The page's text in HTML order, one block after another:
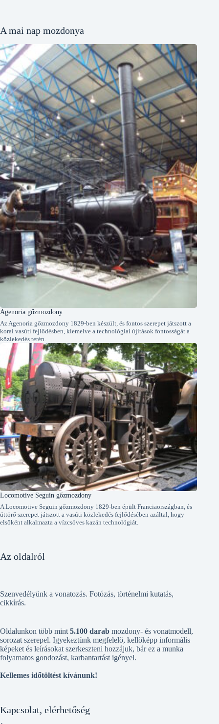
A mai nap mozdonya
Agenoria gőzmozdony
Az Agenoria gőzmozdony 1829-ben készült, és fontos szerepet játszott a
korai vasúti fejlődésben, kiemelve a technológiai újítások fontosságát a
közlekedés terén.
Locomotive Seguin gőzmozdony
A Locomotive Seguin gőzmozdony 1829-ben épült Franciaországban, és
úttörő szerepet játszott a vasúti közlekedés fejlődésében azáltal, hogy
elsőként alkalmazta a vízcsöves kazán technológiát.
Az oldalról
Szenvedélyünk a vonatozás. Fotózás, történelmi kutatás,
cikkírás.
Oldalunkon több mint 5.100 darab mozdony- és vonatmodell,
sorozat szerepel. Igyekeztünk megfelelő, kellőképp informális
képeket és leírásokat szerkeszteni hozzájuk, bár ez a munka
folyamatos gondozást, karbantartást igényel.
Kellemes időtöltést kívánunk!
Kapcsolat, elérhetőség